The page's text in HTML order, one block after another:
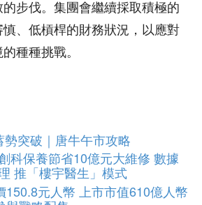
步伐。集團會繼續採取積極的
、低槓桿的財務狀況，以應對
種種挑戰。
突破｜唐牛午市攻略
科保養節省10億元大維修 數據
推「樓宇醫生」模式
150.8元人幣 上市市值610億人幣